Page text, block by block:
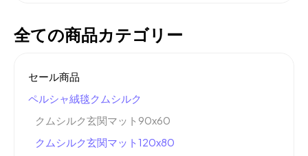
全ての商品カテゴリー
セール商品
ペルシャ絨毯クムシルク
クムシルク玄関マット90x60
クムシルク玄関マット120x80